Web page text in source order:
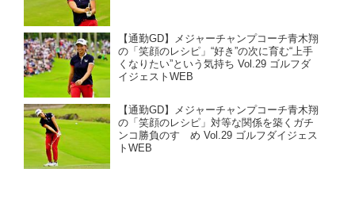
【通勤GD】メジャーチャンプコーチ青木翔
の「笑顔のレシピ」“好き”の次に育む“上手
くなりたい”という気持ち Vol.29 ゴルフダ
イジェストWEB
【通勤GD】メジャーチャンプコーチ青木翔
の「笑顔のレシピ」対等な関係を築くガチ
ンコ勝負のすゝめ Vol.29 ゴルフダイジェス
トWEB